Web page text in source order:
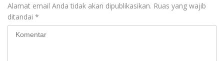
Alamat email Anda tidak akan dipublikasikan. Ruas yang wajib
ditandai *